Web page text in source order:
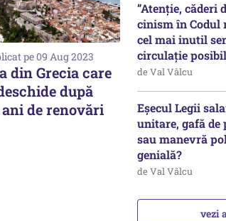
pe 09 Aug 2023
din Grecia care
după
de renovări
”Atenție, căderi
cinism în Codul
cel mai inutil
circulație posibil
de Val Vâlcu
Eșecul Legii
unitare, gafă
sau manevră
genială?
de Val Vâlcu
vezi